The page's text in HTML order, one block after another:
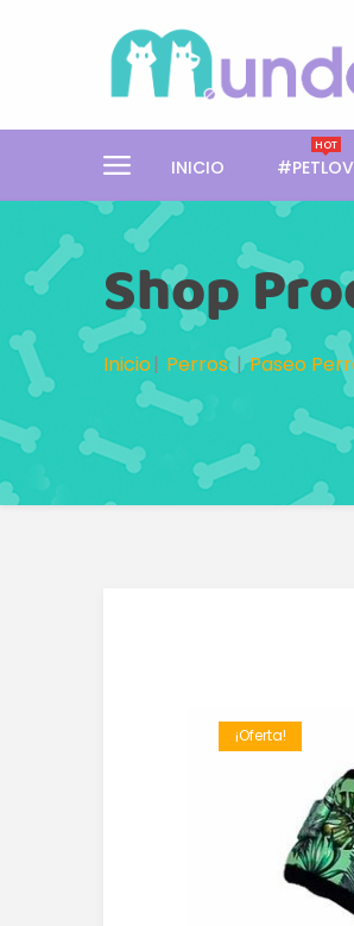
INICIO
HOT
Shop
Inicio Perros Paseo
¡Oferta!